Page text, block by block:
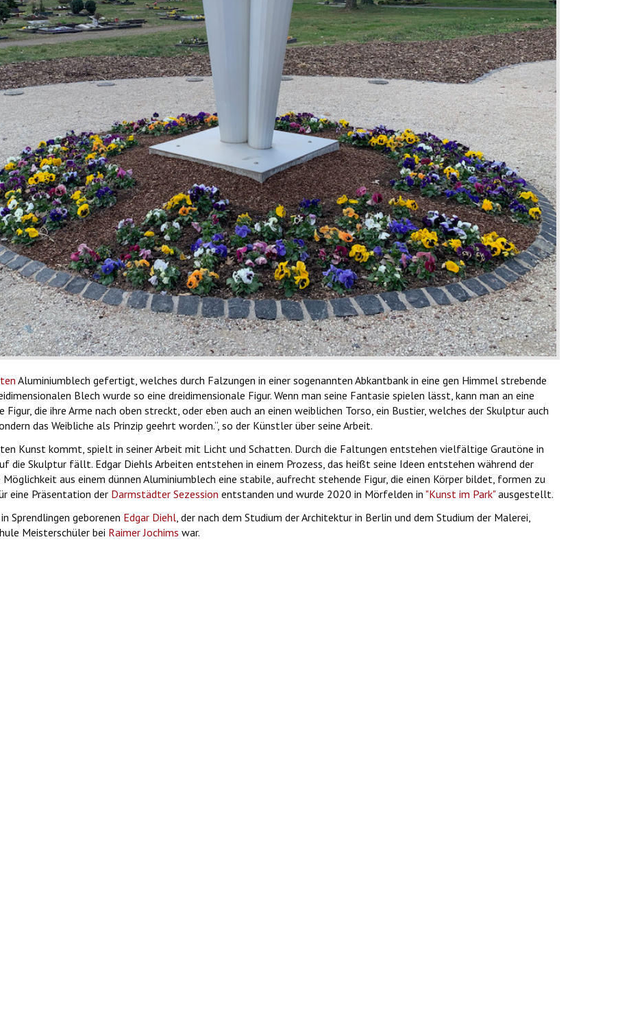
Aluminiumblech gefertigt, welches durch Falzungen in einer sogenannten Abkantbank in eine gen Himmel strebende
Blech wurde so eine dreidimensionale Figur. Wenn man seine Fantasie spielen lässt, kann man an eine
die ihre Arme nach oben streckt, oder eben auch an einen weiblichen Torso, ein Bustier, welches der Skulptur auch
das Weibliche als Prinzip geehrt worden.“, so der Künstler über seine Arbeit.
Kunst kommt, spielt in seiner Arbeit mit Licht und Schatten. Durch die Faltungen entstehen vielfältige Grautöne in
die Skulptur fällt. Edgar Diehls Arbeiten entstehen in einem Prozess, das heißt seine Ideen entstehen während der
aus einem dünnen Aluminiumblech eine stabile, aufrecht stehende Figur, die einen Körper bildet, formen zu
eine Präsentation der Darmstädter Sezession entstanden und wurde 2020 in Mörfelden in "Kunst im Park"ausgestellt.
Sprendlingen geborenen Edgar Diehl , der nach dem Studium der Architektur in Berlin und dem Studium der Malerei,
Meisterschüler bei Raimer Jochims war.
+ Jazz
Protist I+II